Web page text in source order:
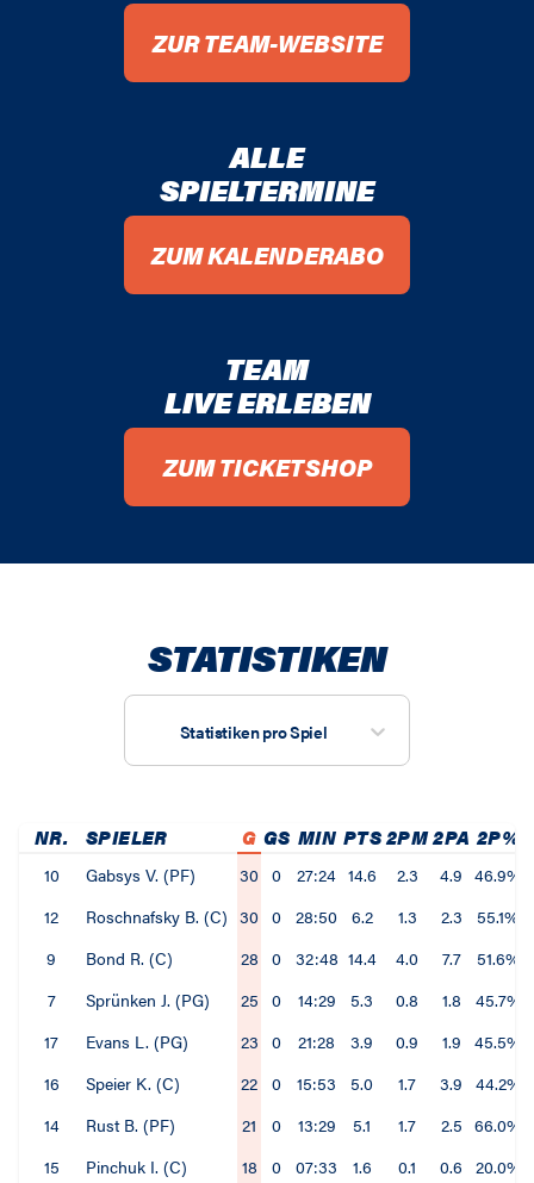
ZUR TEAM-WEBSITE
ALLE
SPIELTERMINE
ZUM KALENDERABO
TEAM
LIVE ERLEBEN
ZUM TICKETSHOP
STATISTIKEN
Statistiken pro Spiel
NR. SPIELER G GS MIN PTS2PM2PA 2P%
10 Gabsys V. (PF) 30 0 27:24 14.6 2.3 4.9 46.9%
12
Roschnafsky B. (C) 30 0 28:50 6.2 1.3 2.3
55.1%
9
Bond R. (C) 28 0 32:48 14.4 4.0 7.7
51.6%
7
Sprünken J. (PG) 25 0 14:29 5.3 0.8 1.8
45.7%
17
Evans L. (PG) 23 0 21:28 3.9 0.9 1.9
45.5%
16
Speier K. (C) 22 0 15:53 5.0 1.7 3.9 44.2%
14
Rust B. (PF) 21 0 13:29 5.1 1.7 2.5 66.0%
15
Pinchuk I. (C) 18 0 07:33 1.6 0.1 0.6 20.0%